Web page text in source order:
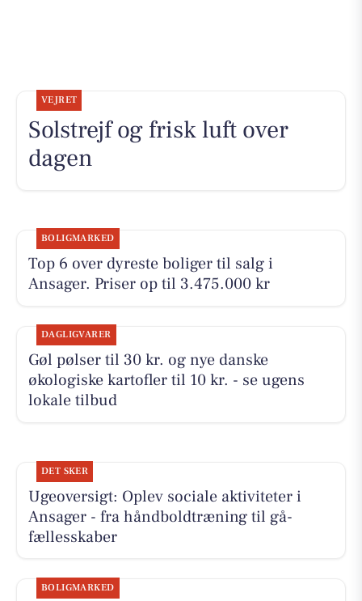
VEJRET
Solstrejf og frisk luft over
dagen
BOLIGMARKED
Top 6 over dyreste boliger til salg i
Ansager. Priser op til 3.475.000 kr
DAGLIGVARER
Gøl pølser til 30 kr. og nye danske
økologiske kartofler til 10 kr. - se ugens
lokale tilbud
DET SKER
Ugeoversigt: Oplev sociale aktiviteter i
Ansager - fra håndboldtræning til gå-
fællesskaber
BOLIGMARKED